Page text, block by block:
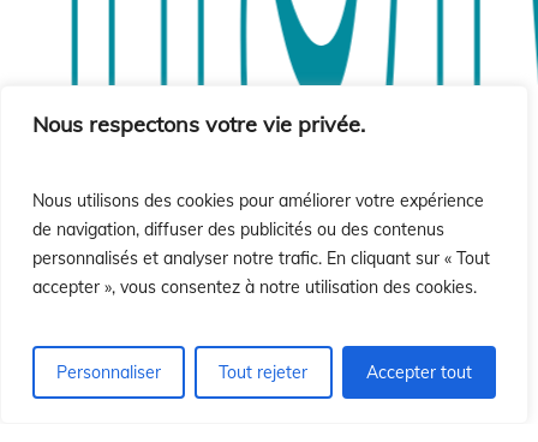
Nous respectons votre vie privée.
Nous utilisons des cookies pour améliorer votre expérience
de navigation, diffuser des publicités ou des contenus
personnalisés et analyser notre trafic. En cliquant sur « Tout
accepter », vous consentez à notre utilisation des cookies.
Personnaliser Tout rejeter Accepter tout